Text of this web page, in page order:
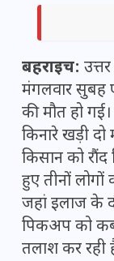
बहराइच:
मंगलवार सुबह
की मौत हो
किनारे खड़ी
किसान को
हुए तीनों
जहां इलाज के
पिकअप को
तलाश कर रही